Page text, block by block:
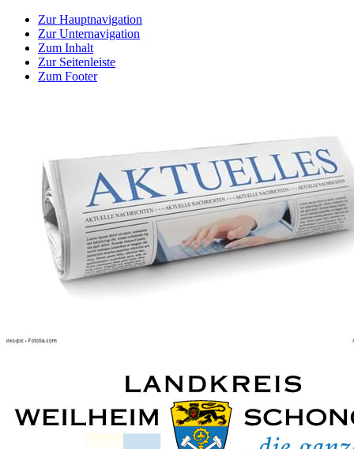
Zur Hauptnavigation
Zur Unternavigation
Zum Inhalt
Zur Seitenleiste
Zum Footer